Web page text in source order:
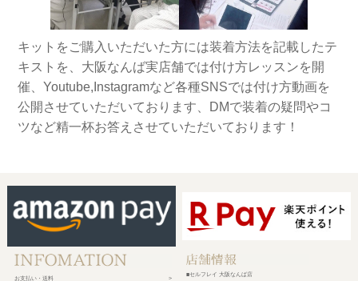
キットをご購入いただいた方には装着方法を記載したテ
キストを、大阪なんば実店舗では付け方レッスンを開
催、Youtube,Instagramなど各種SNSでは付け方動画を
公開させていただいております、DMで装着の疑問やコ
ツなど精一杯お答えさせていただいております！
お支払い・送料
■セルフレイ 大阪なんば店